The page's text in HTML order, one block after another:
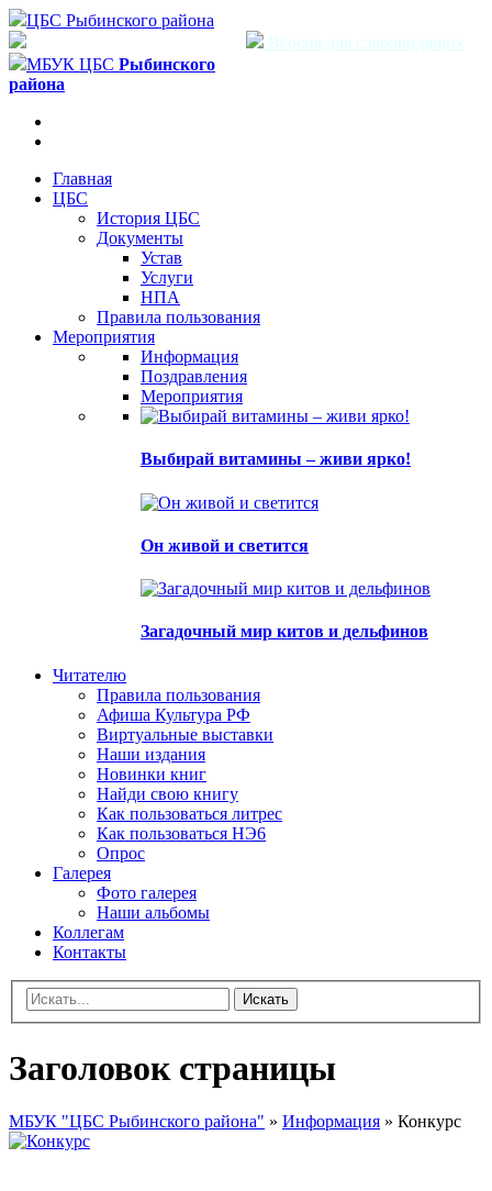
ЦБС Рыбинского района
Версия для слабовидящих
МБУК ЦБС Рыбинского
района
Главная
ЦБС
История ЦБС
Документы
Устав
Услуги
НПА
Правила пользования
Мероприятия
Информация
Поздравления
Мероприятия
Выбирай витамины – живи ярко!
Он живой и светится
Загадочный мир китов и дельфинов
Читателю
Правила пользования
Афиша Культура РФ
Виртуальные выставки
Наши издания
Новинки книг
Найди свою книгу
Как пользоваться литрес
Как пользоваться НЭ6
Опрос
Галерея
Фото галерея
Наши альбомы
Коллегам
Контакты
Искать
Заголовок страницы
МБУК "ЦБС Рыбинского района" » Информация » Конкурс